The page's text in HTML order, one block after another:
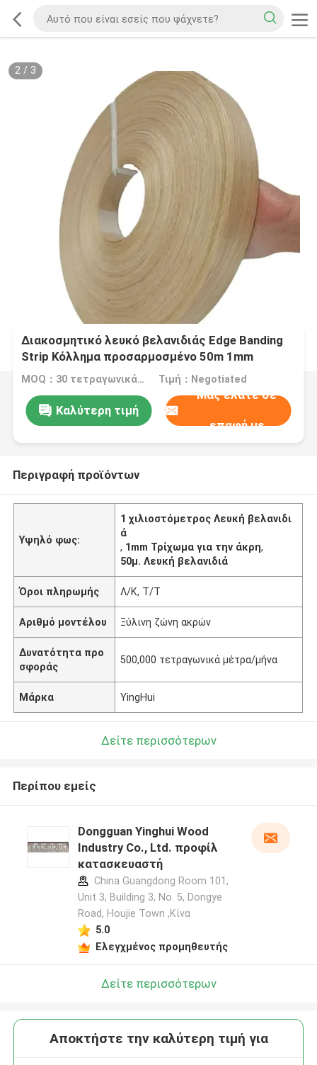
2/ 3
Διακοσμητικό λευκό βελανιδιάς Edge Banding
Strip Κόλλημα προσαρμοσμένο 50m 1mm
MOQ：30 τετραγωνικά μέτρα Τιμή：Negotiated
Καλύτερη τιμή
Μας ελάτε σε
επαφή με
Περιγραφή προϊόντων
Υψηλό φως:
1 χιλιοστόμετρος Λευκή βελανιδι
ά
, 1mm Τρίχωμα για την άκρη,
50μ. Λευκή βελανιδιά
Όροι πληρωμής Λ/Κ, Τ/Τ
Αριθμό μοντέλου Ξύλινη ζώνη ακρών
Δυνατότητα προ
σφοράς
500,000 τετραγωνικά μέτρα/μήνα
Μάρκα YingHui
Δείτε περισσότερων
Περίπου εμείς
Dongguan Yinghui Wood
Industry Co., Ltd. προφίλ
κατασκευαστή
China Guangdong Room 101,
Unit 3, Building 3, No. 5, Dongye
Road, Houjie Town ,Κίνα
5.0
Ελεγχμένος προμηθευτής
Δείτε περισσότερων
Αποκτήστε την καλύτερη τιμή για